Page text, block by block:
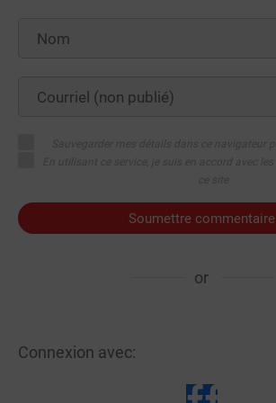
Soumettre commentaire
or
Connexion avec: